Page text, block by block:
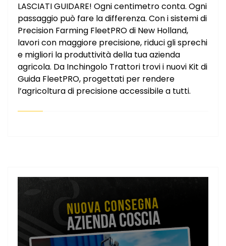
LASCIATI GUIDARE! Ogni centimetro conta. Ogni
passaggio può fare la differenza. Con i sistemi di
Precision Farming FleetPRO di New Holland,
lavori con maggiore precisione, riduci gli sprechi
e migliori la produttività della tua azienda
agricola. Da Inchingolo Trattori trovi i nuovi Kit di
Guida FleetPRO, progettati per rendere
l’agricoltura di precisione accessibile a tutti.